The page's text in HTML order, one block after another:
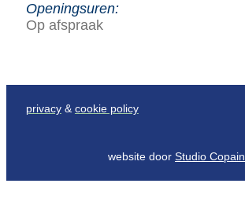
Openingsuren:
Op afspraak
privacy& cookie policy
website door Studio Copain